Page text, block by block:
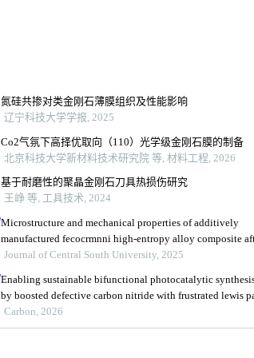
氮硅共掺对类金刚石薄膜组织及性能影响
辽宁科技大学学报, 2025
Co2气氛下高择优取向（110）光学级金刚石膜的制备
北京科技大学新材料技术研究院 等, 材料工程, 2026
基于耐磨性的聚晶金刚石刀具热损伤研究
王峥 等, 工具技术, 2024
Microstructure and mechanical properties of additively
manufactured fecocrmnni high-entropy alloy composite
aging
Journal of Central South University, 2025
Enabling sustainable bifunctional photocatalytic
by boosted defective carbon nitride with frustrated lewis
Carbon, 2026